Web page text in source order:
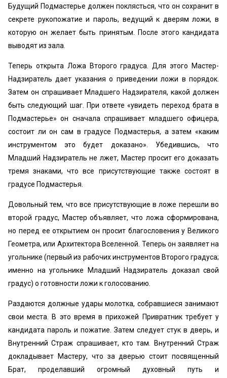
Будущий Подмастерье должен поклясться, что он сохранит в
секрете рукопожатие и пароль, ведущий к дверям ложи, в
которую он желает быть принятым. После этого кандидата
выводят из зала.
Теперь открыта Ложа Второго градуса. Для этого Мастер-
Надзиратель дает указания о приведении ложи в порядок.
Затем он спрашивает Младшего Надзирателя, какой должен
быть следующий шаг. При ответе «увидеть переход брата в
Подмастерье» он сначала спрашивает младшего офицера,
состоит ли он сам в градусе Подмастерья, а затем «каким
инструментом это будет доказано». Убедившись, что
Младший Надзиратель не лжет, Мастер просит его доказать
тремя знаками, что все присутствующие также состоят в
градусе Подмастерья.
Довольный тем, что все присутствующие в ложе перешли во
второй градус, Мастер объявляет, что ложа сформирована,
но перед ее открытием он просит благословения у Великого
Геометра, или Архитектора Вселенной. Теперь он заявляет на
угольнике (первый из рабочих инструментов Второго градуса;
именно на угольнике Младший Надзиратель доказал свой
градус) о готовности ложи к голосованию.
Раздаются должные удары молотка, собравшиеся занимают
свои места. В это время в прихожей Привратник требует у
кандидата пароль и пожатие. Затем следует стук в дверь, и
Внутренний Страж спрашивает, кто там. Внутренний Страж
докладывает Мастеру, что за дверью стоит посвященный
Брат, проделавший огромный духовный путь и